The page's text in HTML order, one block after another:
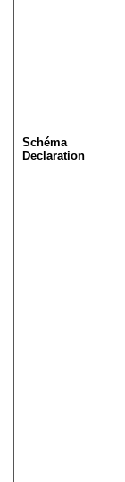
Schéma
Declaration